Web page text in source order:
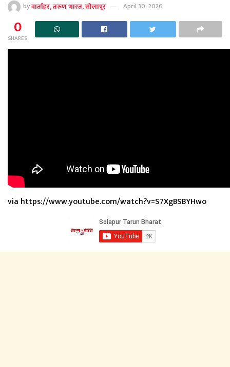
byवार्ताहर, तरुण भारत, सोलापूर April 30, 2026
0
SHARES
via https://www.youtube.com/watch?v=S7XgBSBYHwo